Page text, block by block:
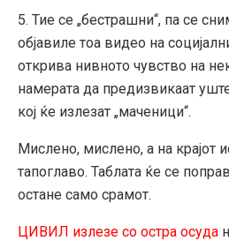
5. Тие се „бестрашни“, па се
објавиле тоа видео на
открива нивното чувство на
намерата да предизвикаат
кој ќе излезат „маченици“.
Мислено, мислено, а на крајот
тапоглаво. Таблата ќе се
остане само срамот.
ЦИВИЛ излезе со остра осуда